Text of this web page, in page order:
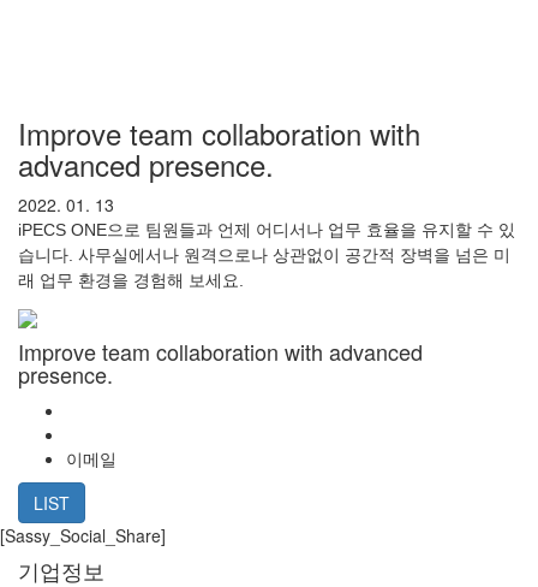
Improve team collaboration with
advanced presence.
2022. 01. 13
iPECS ONE으로 팀원들과 언제 어디서나 업무 효율을 유지할 수 있
습니다. 사무실에서나 원격으로나 상관없이 공간적 장벽을 넘은 미
래 업무 환경을 경험해 보세요.
Improve team collaboration with advanced
presence.
이메일
LIST
[Sassy_Social_Share]
기업정보